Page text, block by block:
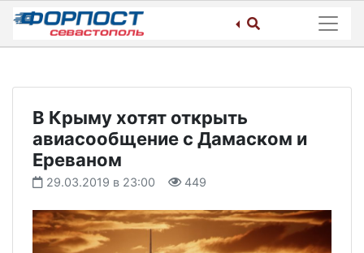
Skip
content
В Крыму хотят открыть
авиасообщение с Дамаском и
Ереваном
29.03.2019 в 23:00 449